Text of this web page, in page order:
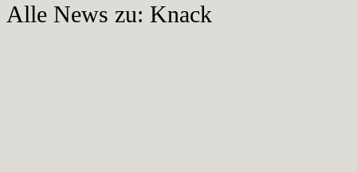
Alle News zu: Knack